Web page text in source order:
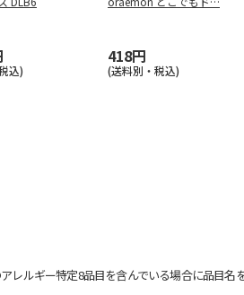
込)
418円
(送料別・税込)
ルギー特定8品目を含んでいる場合に品目名を